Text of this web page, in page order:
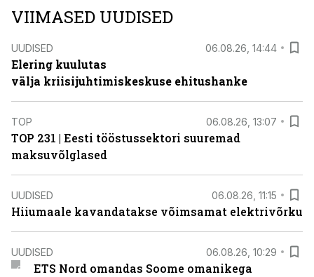
VIIMASED UUDISED
UUDISED 06.08.26, 14:44
Elering kuulutas
välja kriisijuhtimiskeskuse ehitushanke
TOP 06.08.26, 13:07
TOP 231 | Eesti tööstussektori suuremad
maksuvõlglased
UUDISED 06.08.26, 11:15
Hiiumaale kavandatakse võimsamat elektrivõrku
UUDISED 06.08.26, 10:29
ETS Nord omandas Soome omanikega